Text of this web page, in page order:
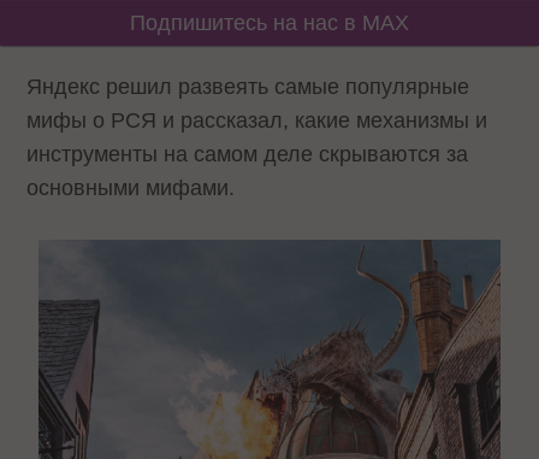
Подпишитесь на нас в MAX
Яндекс решил развеять самые популярные
мифы о РСЯ и рассказал, какие механизмы и
инструменты на самом деле скрываются за
основными мифами.